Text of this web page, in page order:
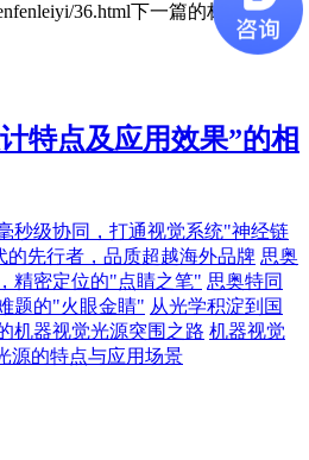
36.html下一篇的标题：机
特点及应用效果”的相
秒级协同，打通视觉系统"神经链
的先行者，品质超越海外品牌 思奥
精密定位的"点睛之笔" 思奥特同
题的"火眼金睛" 从光学积淀到国
机器视觉光源突围之路 机器视觉
的特点与应用场景